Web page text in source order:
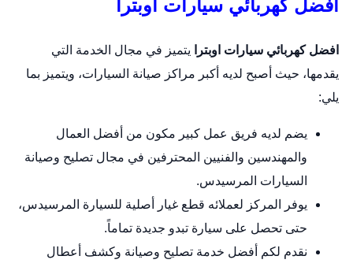
افضل كهربائي سيارات اوبترا
افضل كهربائي سيارات اوبترا
يتميز في مجال الخدمة التي
يقدمها، حيث أصبح لديه أكبر مراكز صيانة السيارات، ويتميز بما
يلي:
يضم لديه فريق عمل كبير مكون من أفضل العمال
والمهندسين والفنيين المحترفين في مجال تصليح وصيانة
السيارات المرسيدس.
يوفر المركز لعملائه قطع غيار أصلية للسيارة المرسيدس،
حتى تحصل على سيارة تبدو جديدة تماماً.
نقدم لكم أفضل خدمة تصليح وصيانة وكشف أعطال